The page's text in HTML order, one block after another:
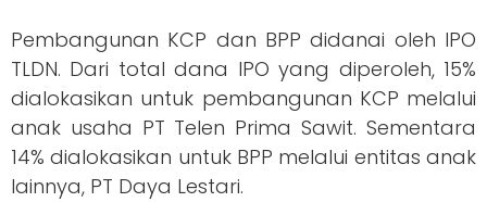
Pembangunan KCP dan BPP didanai oleh IPO
TLDN. Dari total dana IPO yang diperoleh, 15%
dialokasikan untuk pembangunan KCP melalui
anak usaha PT Telen Prima Sawit. Sementara
14% dialokasikan untuk BPP melalui entitas anak
lainnya, PT Daya Lestari.